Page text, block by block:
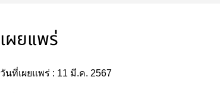
เผยแพร่
วันที่เผยแพร่ : 11 มี.ค. 2567